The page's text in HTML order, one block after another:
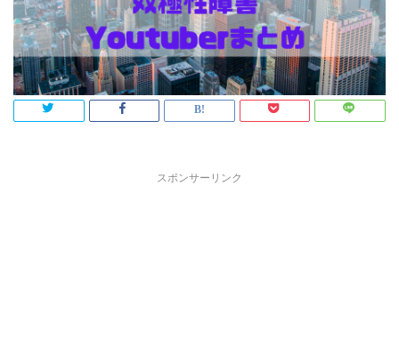
スポンサーリンク